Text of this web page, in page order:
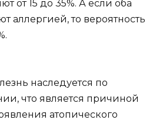
от 15 до 35%. А если оба
аллергией, то вероятность
наследуется по
что является причиной
атопического